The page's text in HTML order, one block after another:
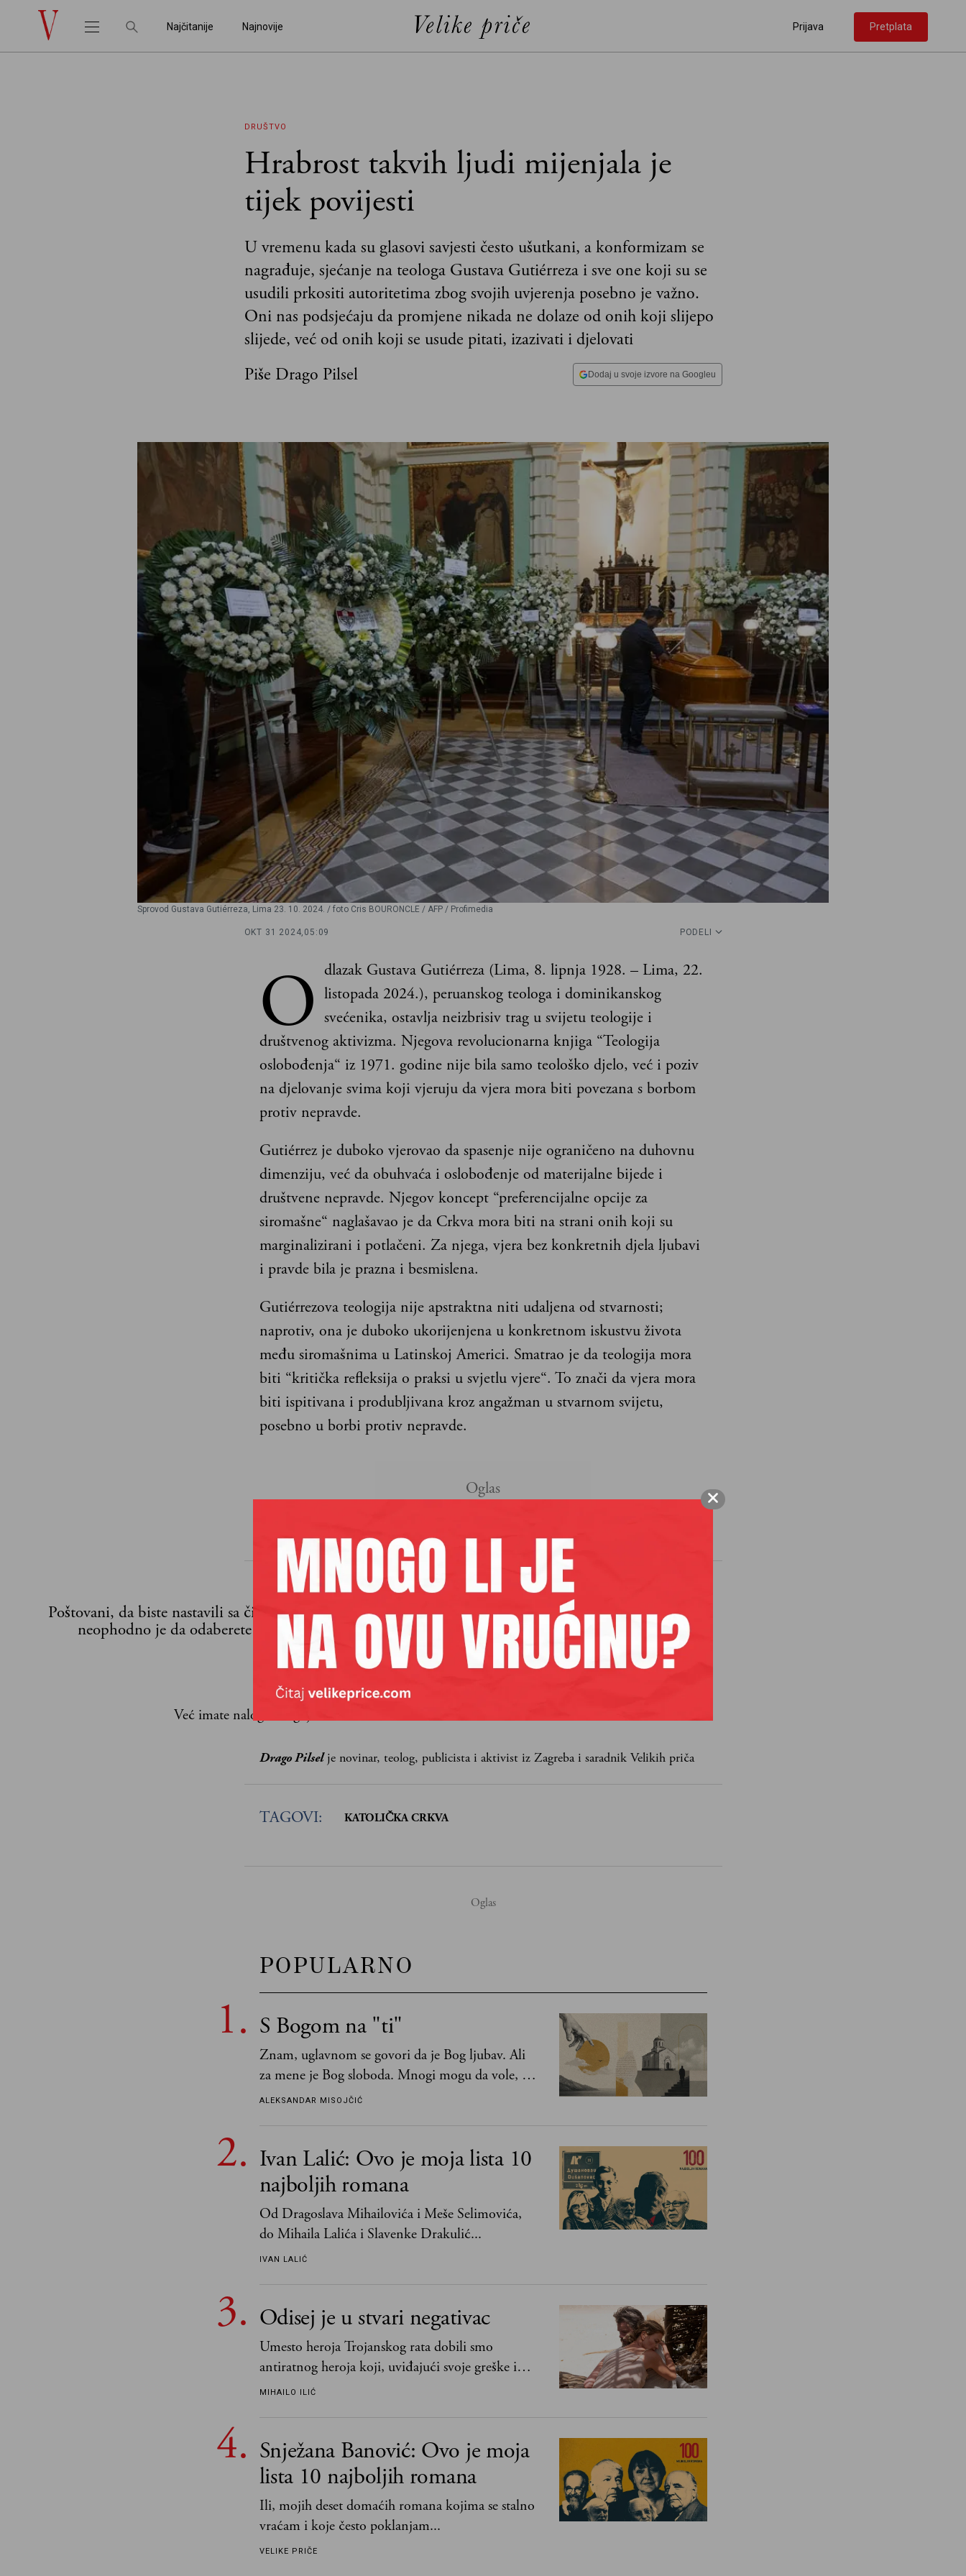
Najčitanije Najnovije Prijava Pretplata
DRUŠTVO
Hrabrost takvih ljudi mijenjala je
tijek povijesti
U vremenu kada su glasovi savjesti često ušutkani, a konformizam se
nagrađuje, sjećanje na teologa Gustava Gutiérreza i sve one koji su se
usudili prkositi autoritetima zbog svojih uvjerenja posebno je važno.
Oni nas podsjećaju da promjene nikada ne dolaze od onih koji slijepo
slijede, već od onih koji se usude pitati, izazivati i djelovati
Piše Drago Pilsel
Dodaj u svoje izvore na Googleu
Sprovod Gustava Gutiérreza, Lima 23. 10. 2024. / foto Cris BOURONCLE / AFP / Profimedia
OKT 31 2024, 05:09 PODELI
O dlazak Gustava Gutiérreza (Lima, 8. lipnja 1928. – Lima, 22.
listopada 2024.), peruanskog teologa i dominikanskog
svećenika, ostavlja neizbrisiv trag u svijetu teologije i
društvenog aktivizma. Njegova revolucionarna knjiga “Teologija
oslobođenja“ iz 1971. godine nije bila samo teološko djelo, već i poziv
na djelovanje svima koji vjeruju da vjera mora biti povezana s borbom
protiv nepravde.
Gutiérrez je duboko vjerovao da spasenje nije ograničeno na duhovnu
dimenziju, već da obuhvaća i oslobođenje od materijalne bijede i
društvene nepravde. Njegov koncept “preferencijalne opcije za
siromašne“ naglašavao je da Crkva mora biti na strani onih koji su
marginalizirani i potlačeni. Za njega, vjera bez konkretnih djela ljubavi
i pravde bila je prazna i besmislena.
Gutiérrezova teologija nije apstraktna niti udaljena od stvarnosti;
naprotiv, ona je duboko ukorijenjena u konkretnom iskustvu života
među siromašnima u Latinskoj Americi. Smatrao je da teologija mora
biti “kritička refleksija o praksi u svjetlu vjere“. To znači da vjera mora
biti ispitivana i produbljivana kroz angažman u stvarnom svijetu,
posebno u borbi protiv nepravde.
Poštovani, da biste nastavili sa čitanjem naših premium sadržaja,
neophodno je da odaberete jedan od planova pretplate.
Već imate nalog?
Drago Pilselje novinar, teolog, publicista i aktivist iz Zagreba i saradnik Velikih priča
TAGOVI: KATOLIČKA CRKVA
POPULARNO
S Bogom na "ti"
Znam, uglavnom se govori da je Bog ljubav. Ali
za mene je Bog sloboda. Mnogi mogu da vole, a
tek retki mogu da podnesu slobodu
ALEKSANDAR MISOJČIĆ
Ivan Lalić: Ovo je moja lista 10
najboljih romana
Od Dragoslava Mihailovića i Meše Selimovića,
do Mihaila Lalića i Slavenke Drakulić...
IVAN LALIĆ
Odisej je u stvari negativac
Umesto heroja Trojanskog rata dobili smo
antiratnog heroja koji, uviđajući svoje greške i
učeći na njima, shvata da postoje stvari koje su
MIHAILO ILIĆ
Snježana Banović: Ovo je moja
lista 10 najboljih romana
Ili, mojih deset domaćih romana kojima se stalno
vraćam i koje često poklanjam...
VELIKE PRIČE